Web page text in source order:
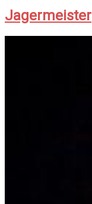
Jagermeister